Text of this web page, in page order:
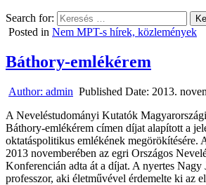
Search for:
Posted in Nem MPT-s hírek, közlemények
Báthory-emlékérem
Author: admin Published Date: 2013.
A Neveléstudományi Kutatók
Báthory-emlékérem címen díjat alapított a
oktatáspolitikus emlékének megörökítésére.
2013 novemberében az egri Országos
Konferencián adta át a díjat. A nyertes Nagy
professzor, aki életművével érdemelte ki az